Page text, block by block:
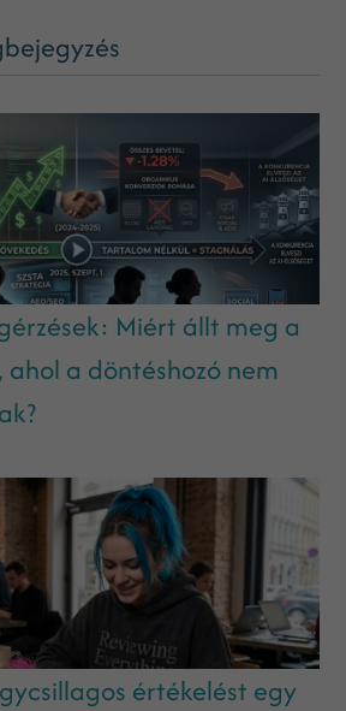
Miért állt meg a
a döntéshozó nem
értékelést egy